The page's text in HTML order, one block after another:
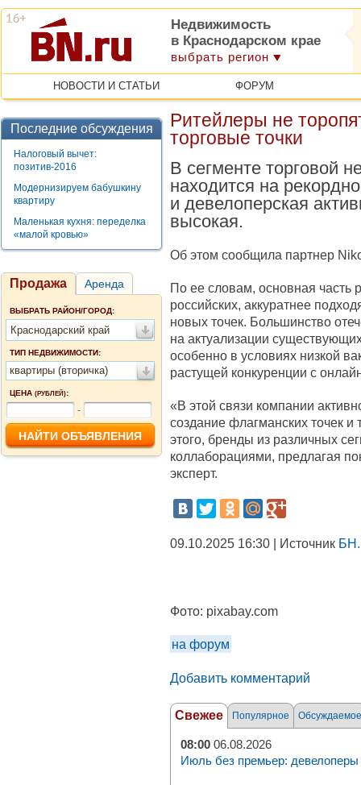
Недвижимость
в Краснодарском крае
выбрать регион
НОВОСТИ И СТАТЬИ ФОРУМ
Последние обсуждения
Налоговый вычет:
позитив-2016
Модернизируем бабушкину
квартиру
Маленькая кухня: переделка
«малой кровью»
Продажа Аренда
ВЫБРАТЬ РАЙОН/ГОРОД:
Краснодарский край
ТИП НЕДВИЖИМОСТИ:
квартиры (вторичка)
ЦЕНА (РУБЛЕЙ):
-
Ритейлеры не
торговые точки
В сегменте торговой
находится на
и девелоперская
высокая.
Об этом сообщила партнер
По ее словам, основная часть
российских, аккуратнее
новых точек. Большинство
на актуализации
особенно в условиях низкой
растущей конкуренции с
«В этой связи компании
создание флагманских точек
этого, бренды из различных
коллаборациями, предлагая
эксперт.
09.10.2025 16:30 | Источник
Фото: pixabay.com
на форум
Добавить комментарий
Свежее Популярное Обсуждаемое
08:00 06.08.2026
Июль без премьер: девелоперы